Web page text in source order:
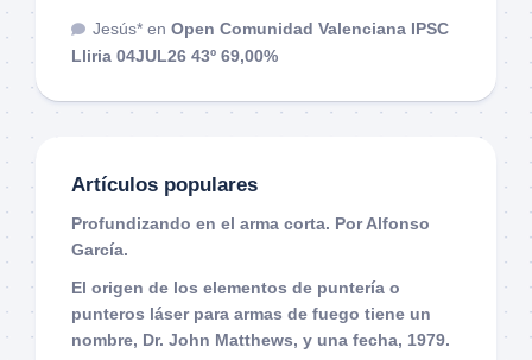
Jesús* en Open Comunidad Valenciana IPSC
Lliria 04JUL26 43º 69,00%
Artículos populares
Profundizando en el arma corta. Por Alfonso
García.
El origen de los elementos de puntería o
punteros láser para armas de fuego tiene un
nombre, Dr. John Matthews, y una fecha, 1979.